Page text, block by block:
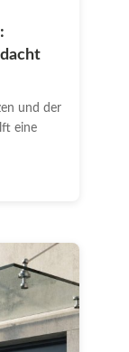
und der
eine